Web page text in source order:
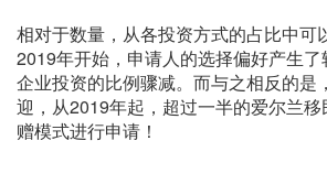
相对于数量，从各投资方式的占比中可
2019年开始，申请人的选择偏好产生了
企业投资的比例骤减。而与之相反的是
迎，从2019年起，超过一半的爱尔兰
赠模式进行申请！